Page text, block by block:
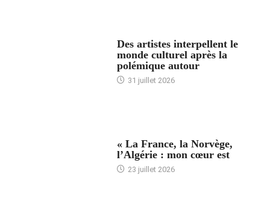
Des artistes interpellent le
monde culturel après la
polémique autour
31 juillet 2026
« La France, la Norvège,
l’Algérie : mon cœur est
23 juillet 2026